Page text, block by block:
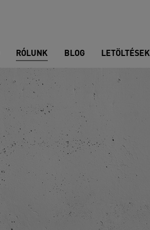
RÓLUNK BLOG LETÖLTÉSEK